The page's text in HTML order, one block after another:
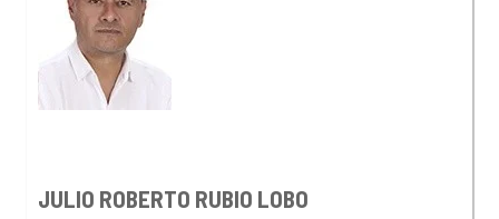
JULIO ROBERTO RUBIO LOBO